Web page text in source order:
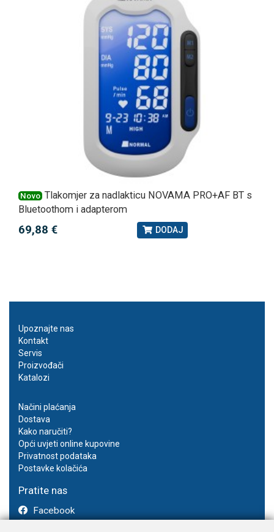
Novo Tlakomjer za nadlakticu NOVAMA PRO+AF BT s
Bluetoothom i adapterom
69,88 € DODAJ
Upoznajte nas
Kontakt
Servis
Proizvođači
Katalozi
Načini plaćanja
Dostava
Kako naručiti?
Opći uvjeti online kupovine
Privatnost podataka
Postavke kolačića
Pratite nas
Facebook